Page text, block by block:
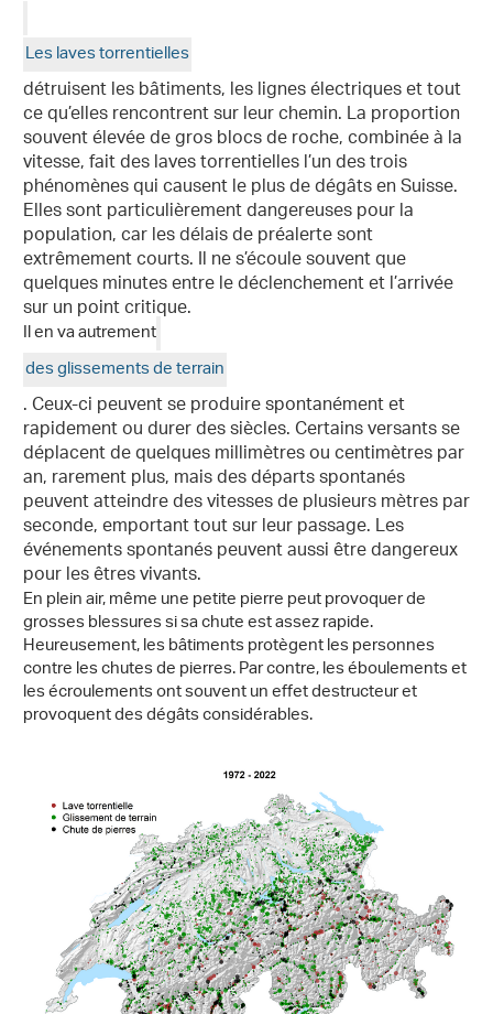
Les laves torrentielles
détruisent les bâtiments, les lignes électriques et tout
ce qu’elles rencontrent sur leur chemin. La proportion
souvent élevée de gros blocs de roche, combinée à la
vitesse, fait des laves torrentielles l’un des trois
phénomènes qui causent le plus de dégâts en Suisse.
Elles sont particulièrement dangereuses pour la
population, car les délais de préalerte sont
extrêmement courts. Il ne s’écoule souvent que
quelques minutes entre le déclenchement et l’arrivée
sur un point critique.
Il en va autrement
des glissements de terrain
. Ceux-ci peuvent se produire spontanément et
rapidement ou durer des siècles. Certains versants se
déplacent de quelques millimètres ou centimètres par
an, rarement plus, mais des départs spontanés
peuvent atteindre des vitesses de plusieurs mètres par
seconde, emportant tout sur leur passage. Les
événements spontanés peuvent aussi être dangereux
pour les êtres vivants.
En plein air, même une petite pierre peut provoquer de
grosses blessures si sa chute est assez rapide.
Heureusement, les bâtiments protègent les personnes
contre les chutes de pierres. Par contre, les éboulements et
les écroulements ont souvent un effet destructeur et
provoquent des dégâts considérables.